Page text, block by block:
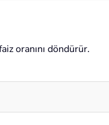
oranını döndürür.